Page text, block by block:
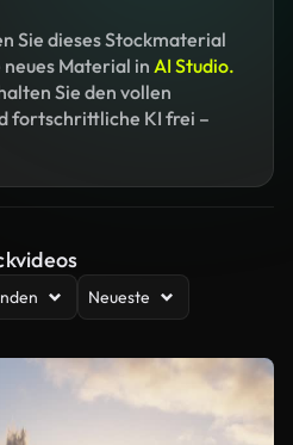
Sie dieses Stockmaterial
Material in AI Studio.
Sie den vollen
fortschrittliche KI frei –
Neueste